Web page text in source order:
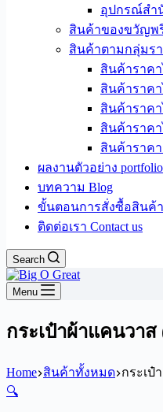
อุปกรณ์สำ
สินค้าของขวัญพ
สินค้าตามกลุ่มร
สินค้าราคา
สินค้าราคา
สินค้าราคา
สินค้าราคา
สินค้าราค
ผลงานตัวอย่าง portfolio
บทความ Blog
ขั้นตอนการสั่งซื้อสินค้า
ติดต่อเรา Contact us
Search
Menu
กระเป๋าผ้าแคนวาส
Home สินค้าทั้งหมด กระเป๋
🔍